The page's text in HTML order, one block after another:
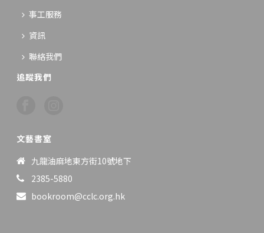
事工服務
資訊
聯絡我們
追蹤我們
文藝書室
九龍油麻地東方街10號地下
2385-5880
bookroom@cclc.org.hk